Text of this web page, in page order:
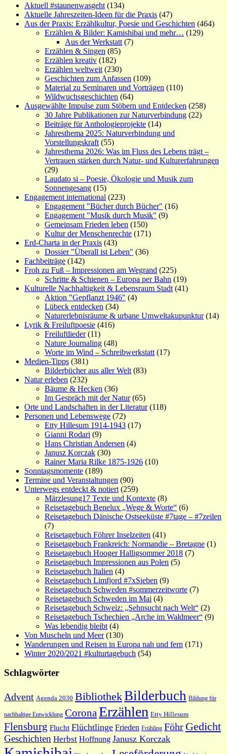
Aktuell #staunenwasgeht (134)
Aktuelle Jahreszeiten-Ideen für die Praxis (47)
Aus der Praxis: Erzählkultur, Poesie und Geschichten (464)
Erzählen & Bilder: Kamishibai und mehr… (129)
Aus der Werkstatt (7)
Erzählen & Singen (85)
Erzählen kreativ (182)
Erzählen weltweit (230)
Geschichten zum Anfassen (109)
Material zu Seminaren und Vorträgen (110)
Wildwuchsgeschichten (64)
Ausgewählte Impulse zum Stöbern und Entdecken (258)
30 Jahre Publikationen zur Naturverbindung (22)
Beiträge für Anthologieprojekte (14)
Jahresthema 2025: Naturverbindung und
Vorstellungskraft (55)
Jahresthema 2026: Was im Fluss des Lebens trägt –
Vertrauen stärken durch Natur- und Kulturerfahrungen
(29)
Laudato si – Poesie, Ökologie und Musik zum
Sonnengesang (15)
Engagement international (223)
Engagement "Bücher durch Bücher" (16)
Engagement "Musik durch Musik" (9)
Gemeinsam Frieden leben (150)
Kultur der Menschenrechte (171)
Erd-Charta in der Praxis (43)
Dossier "Überall ist Leben" (36)
Fachbeiträge (142)
Froh zu Fuß – Impressionen am Wegrand (225)
Schritte & Schienen – Europa per Bahn (19)
Kulturelle Nachhaltigkeit & Lebensraum Stadt (41)
Aktion "Gepflanzt 1946" (4)
Lübeck entdecken (34)
Naturerlebnisräume & urbane Umweltakupunktur(14)
Lyrik & Freiluftpoesie (416)
Freiluftlieder(11)
Nature Journaling (48)
Worte im Wind – Schreibwerkstatt (17)
Medien-Tipps (381)
Bilderbücher aus aller Welt (83)
Natur erleben (232)
Bäume & Hecken (36)
Im Gespräch mit der Natur(65)
Orte und Landschaften in der Literatur(118)
Personen und Lebenswege (72)
Etty Hillesum 1914-1943 (17)
Gianni Rodari (9)
Hans Christian Andersen (4)
Janusz Korczak (30)
Rainer Maria Rilke 1875-1926 (10)
Sonntagsmomente (189)
Termine und Veranstaltungen (90)
Unterwegs entdeckt & notiert (259)
Märzlesung17 Texte und Kontexte (8)
Reisetagebuch Benelux „Wege & Worte“ (6)
Reisetagebuch Dänische Ostseeküste #7tage – #7zeilen
(7)
Reisetagebuch Föhrer Inselzeiten (41)
Reisetagebuch Frankreich: Normandie – Bretagne (1)
Reisetagebuch Hooger Halligsommer 2018 (7)
Reisetagebuch Impressionen aus Polen (5)
Reisetagebuch Italien (4)
Reisetagebuch Limfjord #7xSieben (9)
Reisetagebuch Schweden #sommerzeitworte (7)
Reisetagebuch Schweden im Mai (4)
Reisetagebuch Schweiz: „Sehnsucht nach Welt“ (2)
Reisetagebuch Tschechien „Arche im Waldmeer“ (9)
Was lebendig bleibt (4)
Von Muscheln und Meer(130)
Wanderungen und Reisen in Europa nah und fern (171)
Winter 2020/2021 #kulturtagebuch (54)
Schlagwörter
Advent Agenda 2030 BibliothekBilderbuch Bildung für
nachhaltige Entwicklung Corona Erzählen Etty Hillesum
Flensburg Flucht Flüchtlinge Frieden Frühling Föhr Gedicht
Geschichten Herbst Hoffnung Janusz Korczak